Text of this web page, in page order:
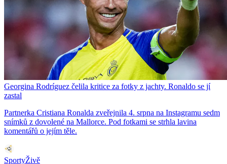
Georgina Rodríguez čelila kritice za fotky z jachty. Ronaldo se jí
zastal
Partnerka Cristiana Ronalda zveřejnila 4. srpna na Instagramu sedm
snímků z dovolené na Mallorce. Pod fotkami se strhla lavina
komentářů o jejím těle.
SportyŽivě